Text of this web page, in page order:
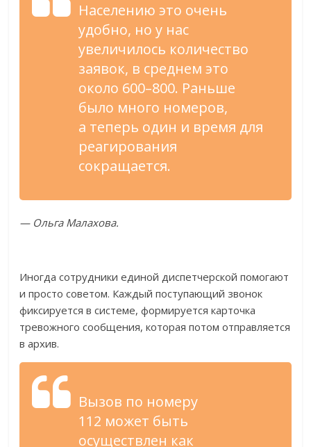
Населению это очень
удобно, но у нас
увеличилось количество
заявок, в среднем это
около 600–800. Раньше
было много номеров,
а теперь один и время для
реагирования
сокращается.
— Ольга Малахова.
Иногда сотрудники единой диспетчерской помогают
и просто советом. Каждый поступающий звонок
фиксируется в системе, формируется карточка
тревожного сообщения, которая потом отправляется
в архив.
Вызов по номеру
112 может быть
осуществлен как